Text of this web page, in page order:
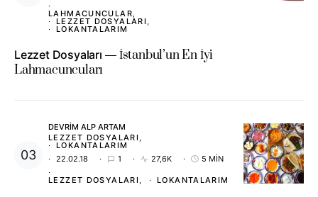
LAHMACUNCULAR
LEZZET DOSYALARI
LOKANTALARIM
Lezzet Dosyaları
İstanbul’un En İyi
Lahmacuncuları
DEVRIM ALP ARTAM
LEZZET DOSYALARI
LOKANTALARIM
22.02.18
1 27,6K 5 MIN
LEZZET DOSYALARI LOKANTALARIM